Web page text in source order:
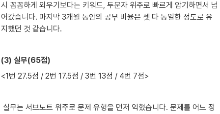
시 꼼꼼하게 외우기보다는 키워드, 두문자 위주로 빠르게 암기하면서 넘
어갔습니다. 마지막 3개월 동안의 공부 비율은 셋 다 동일한 정도로 유
지했던 것 같습니다.
(3) 실무(65점)
<1번 27.5점 / 2번 17.5점 / 3번 13점 / 4번 7점>